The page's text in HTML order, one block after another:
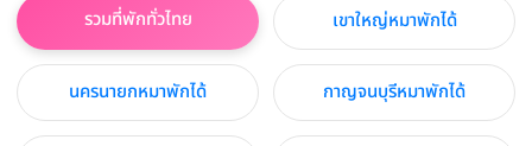
รวมที่พักทั่วไทย เขาใหญ่หมาพักได้
นครนายกหมาพักได้ กาญจนบุรีหมาพักได้